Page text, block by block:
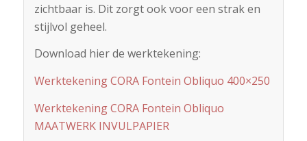
zichtbaar is. Dit zorgt ook voor een strak en
stijlvol geheel.
Download hier de werktekening:
Werktekening CORA Fontein Obliquo 400×250
Werktekening CORA Fontein Obliquo
MAATWERK INVULPAPIER